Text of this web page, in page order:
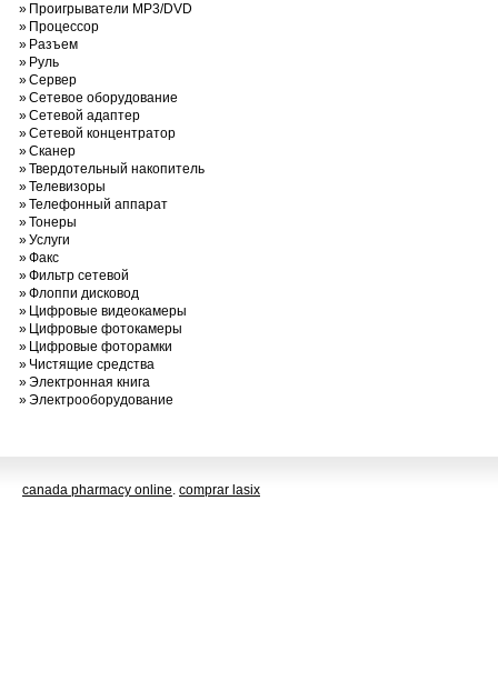
» Проигрыватели MP3/DVD
» Процессор
» Разъем
» Руль
»Сервер
»Сетевое оборудование
»Сетевой адаптер
»Сетевой концентратор
»Сканер
»Твердотельный накопитель
»Телевизоры
»Телефонный аппарат
»Тонеры
»Услуги
»Факс
»Фильтр сетевой
»Флоппи дисковод
» Цифровые видеокамеры
» Цифровые фотокамеры
» Цифровые фоторамки
» Чистящие средства
»Электронная книга
»Электрооборудование
canada pharmacy online. comprar lasix